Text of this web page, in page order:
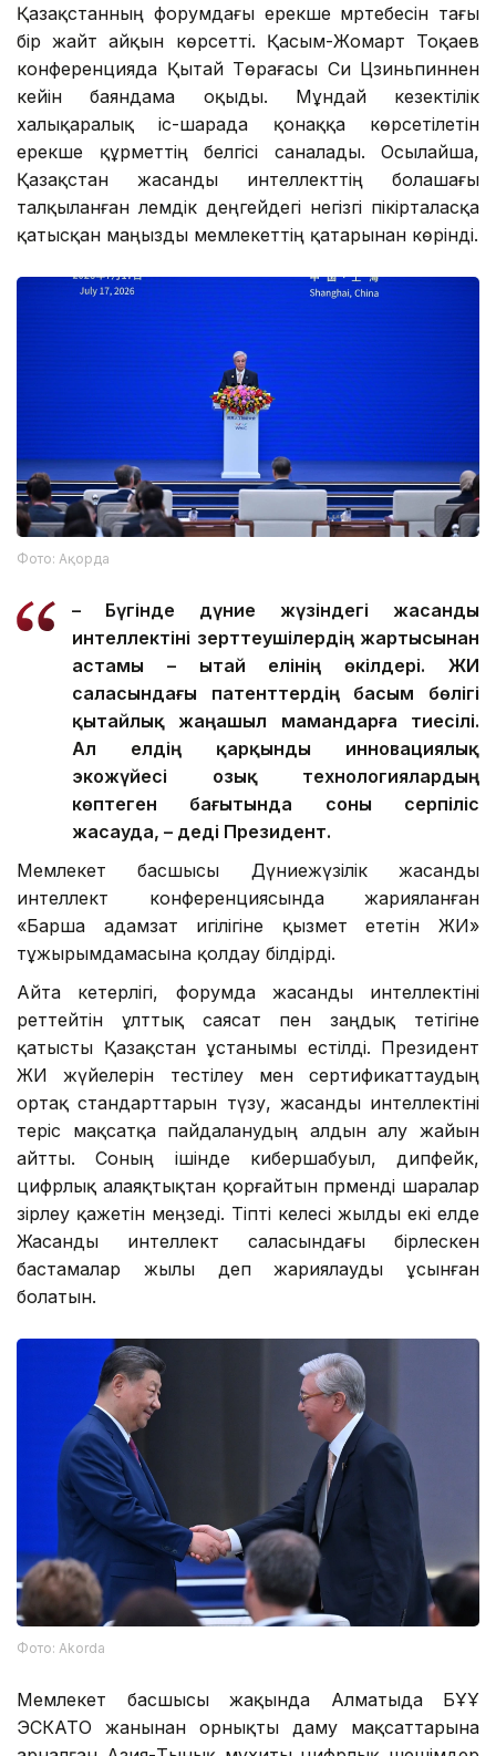
Қазақстанның форумдағы ерекше мәртебесін тағы
бір жайт айқын көрсетті. Қасым-Жомарт Тоқаев
конференцияда Қытай Төрағасы Си Цзиньпиннен
кейін баяндама оқыды. Мұндай кезектілік
халықаралық іс-шарада қонаққа көрсетілетін
ерекше құрметтің белгісі саналады. Осылайша,
Қазақстан жасанды интеллекттің болашағы
талқыланған әлемдік деңгейдегі негізгі пікірталасқа
қатысқан маңызды мемлекеттің қатарынан көрінді.
Фото: Ақорда
– Бүгінде дүние жүзіндегі жасанды
интеллектіні зерттеушілердің жартысынан
астамы – Қытай елінің өкілдері. ЖИ
саласындағы патенттердің басым бөлігі
қытайлық жаңашыл мамандарға тиесілі.
Ал елдің қарқынды инновациялық
экожүйесі озық технологиялардың
көптеген бағытында соны серпіліс
жасауда, – деді Президент.
Мемлекет басшысы Дүниежүзілік жасанды
интеллект конференциясында жарияланған
«Барша адамзат игілігіне қызмет ететін ЖИ»
тұжырымдамасына қолдау білдірді.
Айта кетерлігі, форумда жасанды интеллектіні
реттейтін ұлттық саясат пен заңдық тетігіне
қатысты Қазақстан ұстанымы естілді. Президент
ЖИ жүйелерін тестілеу мен сертификаттаудың
ортақ стандарттарын түзу, жасанды интеллектіні
теріс мақсатқа пайдаланудың алдын алу жайын
айтты. Соның ішінде кибершабуыл, дипфейк,
цифрлық алаяқтықтан қорғайтын пәрменді шаралар
әзірлеу қажетін меңзеді. Тіпті келесі жылды екі елде
Жасанды интеллект саласындағы бірлескен
бастамалар жылы деп жариялауды ұсынған
болатын.
Фото: Аkorda
Мемлекет басшысы жақында Алматыда БҰҰ
ЭСКАТО жанынан орнықты даму мақсаттарына